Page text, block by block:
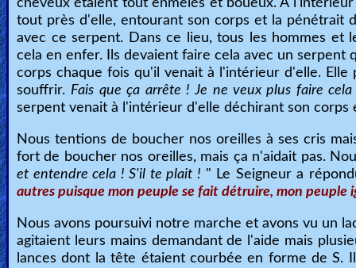
cheveux étaient tout enmêlés et boueux. A
tout près d'elle, entourant son corps et la pénétrait
avec ce serpent. Dans ce lieu, tous les hommes et
cela en enfer. Ils devaient faire cela avec un
corps chaque fois qu'il venait à l'intérieur d'elle. Elle
souffrir. Fais que ça arrête ! Je ne veux plus faire
serpent venait à l'intérieur d'elle déchirant son corps
Nous tentions de boucher nos oreilles à ses cris
fort de boucher nos oreilles, mais ça n'aidait pas.
et entendre cela ! S'il te plait ! " Le Seigneur a
autres puisque mon peuple se fait détruire, mon
Nous avons poursuivi notre marche et avons vu un
agitaient leurs mains demandant de l'aide mais
lances dont la tête étaient courbée en forme de S.